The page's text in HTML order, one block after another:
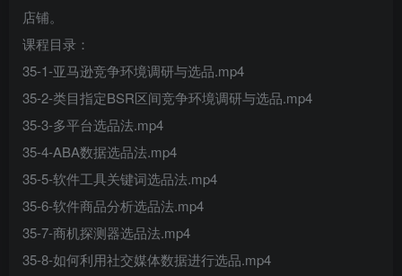
店铺。​
课程目录：
35-1-亚马逊竞争环境调研与选品.mp4
35-2-类目指定BSR区间竞争环境调研与选品.mp4
35-3-多平台选品法.mp4
35-4-ABA数据选品法.mp4
35-5-软件工具关键词选品法.mp4
35-6-软件商品分析选品法.mp4
35-7-商机探测器选品法.mp4
35-8-如何利用社交媒体数据进行选品.mp4